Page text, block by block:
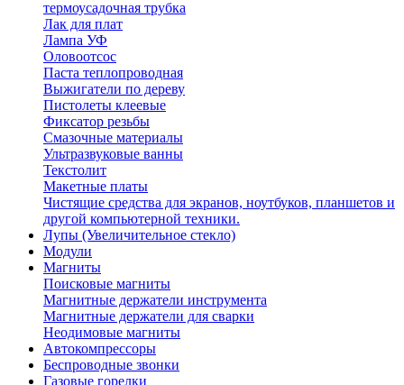
термоусадочная трубка
Лак для плат
Лампа УФ
Оловоотсос
Паста теплопроводная
Выжигатели по дереву
Пистолеты клеевые
Фиксатор резьбы
Смазочные материалы
Ультразвуковые ванны
Текстолит
Макетные платы
Чистящие средства для экранов, ноутбуков, планшетов и
другой компьютерной техники.
Лупы (Увеличительное стекло)
Модули
Магниты
Поисковые магниты
Магнитные держатели инструмента
Магнитные держатели для сварки
Неодимовые магниты
Автокомпрессоры
Беспроводные звонки
Газовые горелки